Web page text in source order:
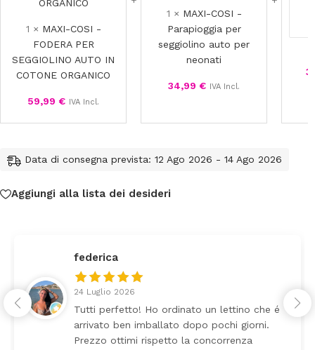
ORGANICO
1 × MAXI-COSI -
FODERA PER
SEGGIOLINO AUTO IN
COTONE ORGANICO
59,99 € IVA Incl.
neonati
1 × MAXI-COSI -
Parapioggia per
seggiolino auto per
neonati
34,99 € IVA Incl.
Data di consegna prevista: 12 Ago 2026 - 14 Ago 2026
Aggiungi alla lista dei desideri
federica
24 Luglio 2026
Tutti perfetto! Ho ordinato un lettino che é
arrivato ben imballato dopo pochi giorni.
Prezzo ottimi rispetto la concorrenza